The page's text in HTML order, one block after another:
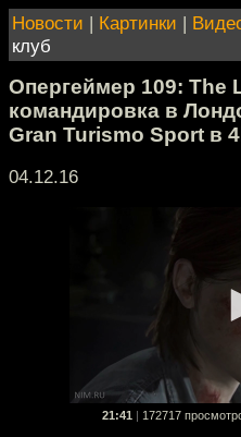
Новости | Картинки |
клуб
Опергеймер 109: The
командировка в
Gran Turismo Sport в
04.12.16
21:41 172717